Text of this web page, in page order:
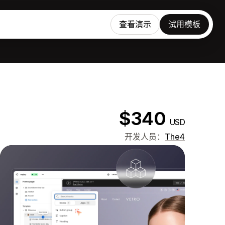
查看演示 试用模板
$340 USD
开发人员： The4